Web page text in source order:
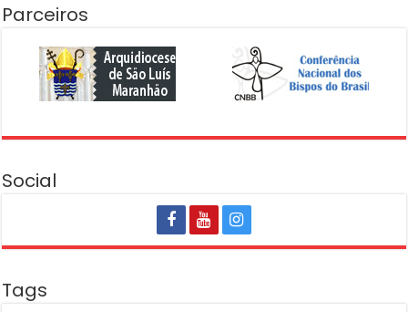
Parceiros
Social
Tags